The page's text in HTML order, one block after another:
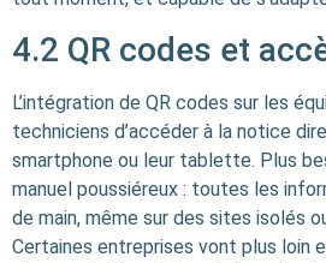
4.2 QR codes et
L’intégration de QR codes sur les
techniciens d’accéder à la notice
smartphone ou leur tablette. Plus
manuel poussiéreux : toutes les
de main, même sur des sites isolés
Certaines entreprises vont plus loin